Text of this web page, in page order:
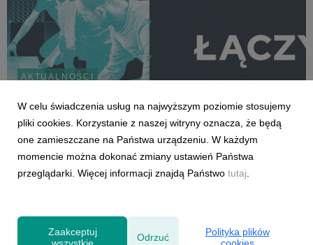
AKTUALNOŚCI
największe święto branży montażowej!
11 czerwca 2026
18 czerwca 2026 roku w wyjątkowej przestrzeni Cukrowni Żnin
odbędzie się kolejna edycja Monter Show - jednego z
najważniejszych wydarzeń dla profesjonalistów zajmujących
W celu świadczenia usług na najwyższym poziomie stosujemy
pliki cookies. Korzystanie z naszej witryny oznacza, że będą
one zamieszczane na Państwa urządzeniu. W każdym
momencie można dokonać zmiany ustawień Państwa
przeglądarki. Więcej informacji znajdą Państwo tutaj
Zaakceptuj
Odrzuć
Polityka plików